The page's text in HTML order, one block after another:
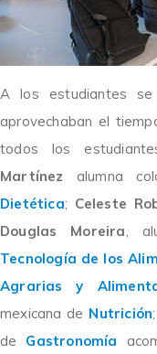
A los estudiantes se
aprovechaban el
todos los
Martínez alumna
Dietética; Celeste
Douglas Moreira,
Tecnología de los
Agrarias y
mexicana de Nutrición;
de Gastronomía